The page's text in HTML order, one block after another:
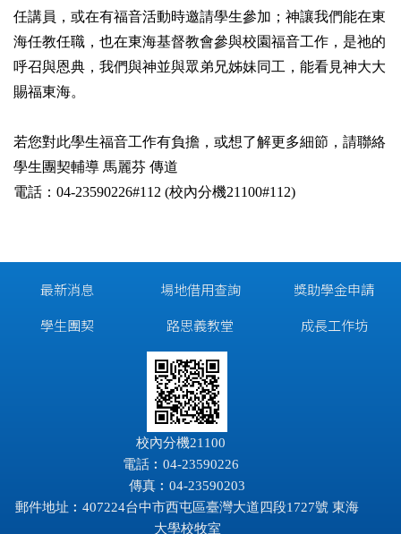
任講員，或在有福音活動時邀請學生參加；神讓我們能在東
海任教任職，也在東海基督教會參與校園福音工作，是祂的
呼召與恩典，我們與神並與眾弟兄姊妹同工，能看見神大大
賜福東海。
若您對此學生福音工作有負擔，或想了解更多細節，請聯絡
學生團契輔導 馬麗芬 傳道
電話：04-23590226#112 (校內分機21100#112)
最新消息
學生團契
場地借用查詢
路思義教堂
獎助學金申請
成長工作坊
校內分機21100
電話︰04-23590226
傳真︰04-23590203
郵件地址︰407224台中市西屯區臺灣大道四段1727號 東海
大學校牧室